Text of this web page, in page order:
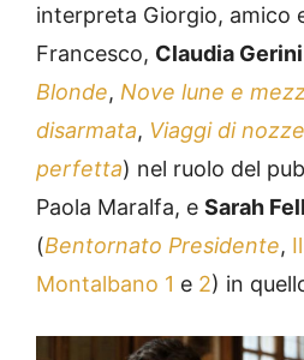
interpreta Giorgio, amico
Francesco, Claudia Gerini
Blonde, Nove lune e
disarmata, Viaggi di nozze
perfetta) nel ruolo del
Paola Maralfa, e Sarah
(Bentornato Presidente,
Montalbano 1 e 2) in